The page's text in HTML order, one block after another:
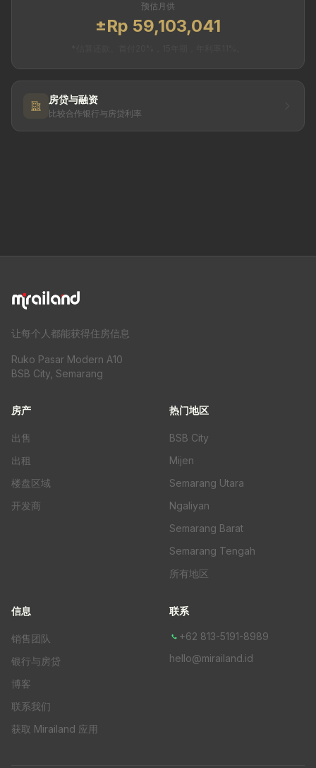
预估月供
±Rp 59,103,041
房贷与融资
比较合作银行与房贷利率
让每个人都能获得住房信息
Ruko Pasar Modern A10
BSB City, Semarang
房产
出售
出租
楼盘区域
开发商
热门地区
BSB City
Mijen
Semarang Utara
Ngaliyan
Semarang Barat
Semarang Tengah
所有地区
信息
销售团队
银行与房贷
博客
联系我们
获取 Mirailand 应用
联系
+62 813-5191-8989
hello@mirailand.id